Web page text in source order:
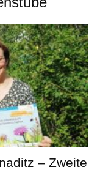
– Zweite